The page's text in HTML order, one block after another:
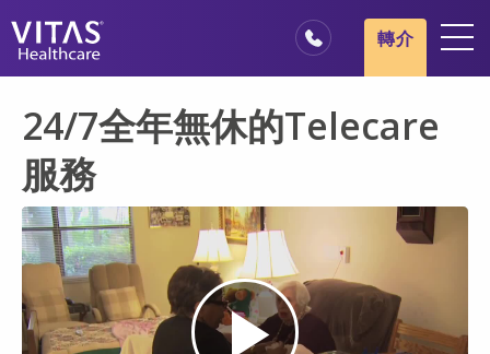
安寧療護基本概述
醫療服務專業人員
家庭與照顧者
轉介
24/7全年無休的Telecare
服務